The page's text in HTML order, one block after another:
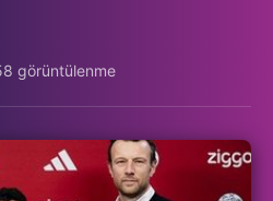
görüntülenme